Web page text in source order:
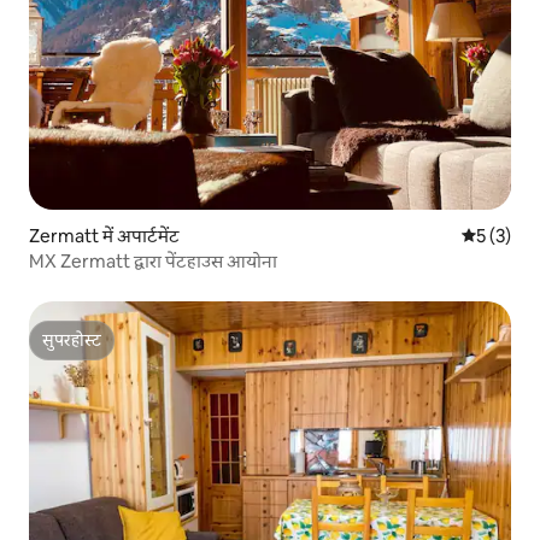
Zermatt में अपार्टमेंट औसत रेटिंग
5 (3)
MX Zermatt द्वारा पेंटहाउस आयोना
सुपरहोस्ट
सुपरहोस्ट